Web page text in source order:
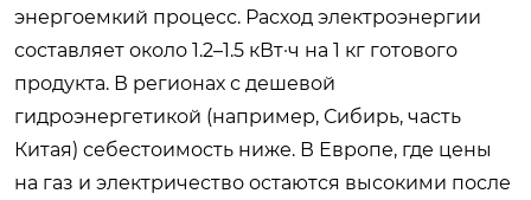
энергоемкий процесс. Расход электроэнергии
составляет около 1.2–1.5 кВт·ч на 1 кг готового
продукта. В регионах с дешевой
гидроэнергетикой (например, Сибирь, часть
Китая) себестоимость ниже. В Европе, где цены
на газ и электричество остаются высокими после